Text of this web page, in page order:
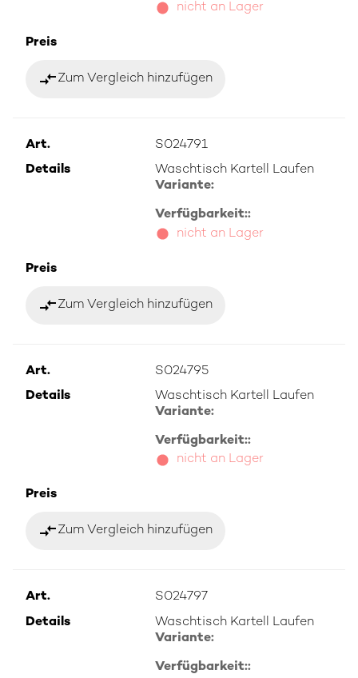
nicht an Lager
Preis
compare_arrowsZum Vergleich hinzufügen
Art.
S024791
Details
Waschtisch Kartell Laufen
Variante:
Verfügbarkeit::
nicht an Lager
Preis
compare_arrowsZum Vergleich hinzufügen
Art.
S024795
Details
Waschtisch Kartell Laufen
Variante:
Verfügbarkeit::
nicht an Lager
Preis
compare_arrowsZum Vergleich hinzufügen
Art.
S024797
Details
Waschtisch Kartell Laufen
Variante:
Verfügbarkeit::